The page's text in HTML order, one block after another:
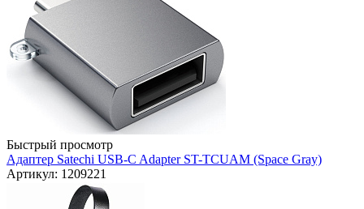
Быстрый просмотр
Адаптер Satechi USB-C Adapter ST-TCUAM (Space Gray)
Артикул: 1209221